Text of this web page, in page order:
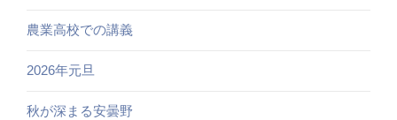
農業高校での講義
2026年元旦
秋が深まる安曇野